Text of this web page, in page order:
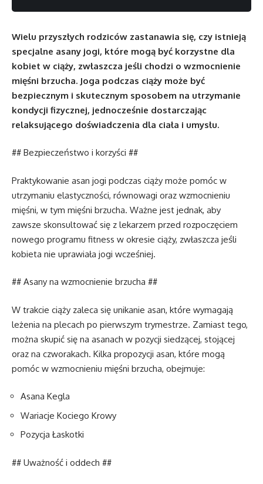
Wielu przyszłych rodziców zastanawia się, czy istnieją
specjalne asany jogi, które mogą być korzystne dla
kobiet w ciąży, zwłaszcza jeśli chodzi o wzmocnienie
mięśni brzucha. Joga podczas ciąży może być
bezpiecznym i skutecznym sposobem na utrzymanie
kondycji fizycznej, jednocześnie dostarczając
relaksującego doświadczenia dla ciała i umysłu.
## Bezpieczeństwo i korzyści ##
Praktykowanie asan jogi podczas ciąży może pomóc w
utrzymaniu elastyczności, równowagi oraz wzmocnieniu
mięśni, w tym mięśni brzucha. Ważne jest jednak, aby
zawsze skonsultować się z lekarzem przed rozpoczęciem
nowego programu fitness w okresie ciąży, zwłaszcza jeśli
kobieta nie uprawiała jogi wcześniej.
## Asany na wzmocnienie brzucha ##
W trakcie ciąży zaleca się unikanie asan, które wymagają
leżenia na plecach po pierwszym trymestrze. Zamiast tego,
można skupić się na asanach w pozycji siedzącej, stojącej
oraz na czworakach. Kilka propozycji asan, które mogą
pomóc w wzmocnieniu mięśni brzucha, obejmuje:
Asana Kegla
Wariacje Kociego Krowy
Pozycja Łaskotki
## Uważność i oddech ##